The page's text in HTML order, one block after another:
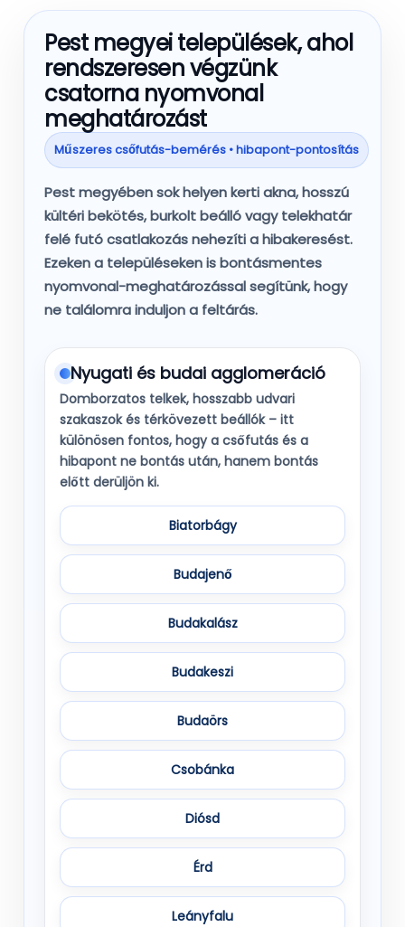
Pest megyei települések, ahol
rendszeresen végzünk
csatorna nyomvonal
meghatározást
Műszeres csőfutás-bemérés • hibapont-pontosítás
Pest megyében sok helyenkerti akna,hosszú
kültéri bekötés,burkolt beállóvagytelekhatár
felé futó csatlakozásnehezíti a hibakeresést.
Ezeken a településeken isbontásmentes
nyomvonal-meghatározássalsegítünk, hogy
ne találomra induljon a feltárás.
Nyugati és budai agglomeráció
Domborzatos telkek, hosszabb udvari
szakaszok és térkövezett beállók – itt
különösen fontos, hogy a csőfutás és a
hibapont ne bontás után, hanem bontás
előtt derüljön ki.
Biatorbágy
Budajenő
Budakalász
Budakeszi
Budaörs
Csobánka
Diósd
Érd
Leányfalu